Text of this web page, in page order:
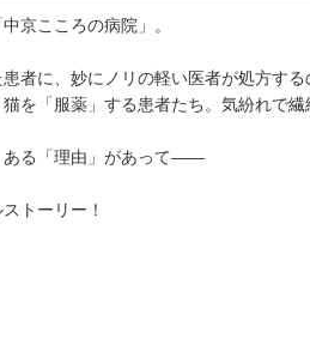
京こころの病院」。
者に、妙にノリの軽い医者が処方す
を「服薬」する患者たち。気紛れで
ある「理由」があって――
トーリー！